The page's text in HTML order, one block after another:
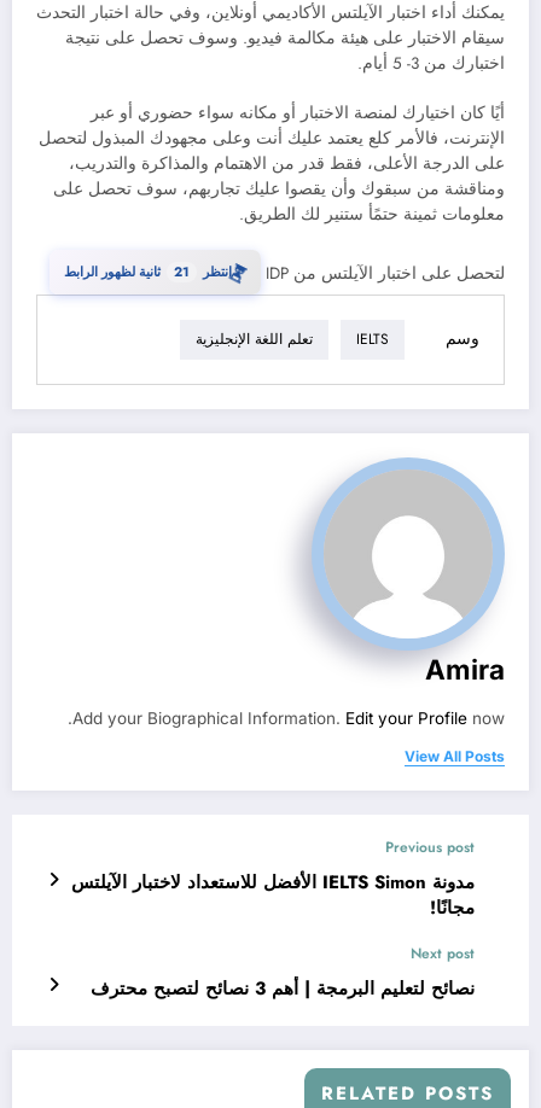
يمكنك أداء اختبار الآيلتس الأكاديمي أونلاين، وفي حالة اختبار التحدث
سيقام الاختبار على هيئة مكالمة فيديو. وسوف تحصل على نتيجة
اختبارك من 3- 5 أيام.
أيًا كان اختيارك لمنصة الاختبار أو مكانه سواء حضوري أو عبر
الإنترنت، فالأمر كلع يعتمد عليك أنت وعلى مجهودك المبذول لتحصل
على الدرجة الأعلى، فقط قدر من الاهتمام والمذاكرة والتدريب،
ومناقشة من سبقوك وأن يقصوا عليك تجاربهم، سوف تحصل على
معلومات ثمينة حتمًأ ستنير لك الطريق.
لتحصل على اختبار الآيلتس من IDP ⏳انتظر 20 ثانية لظهور الرابط
وسم IELTS تعلم اللغة الإنجليزية
Amira
Add your Biographical Information. Edit your Profile now.
View All Posts
Previous post
مدونة IELTS Simon الأفضل للاستعداد لاختبار الآيلتس
مجانًا!
Next post
نصائح لتعليم البرمجة | أهم 3 نصائح لتصبح محترف
RELATED POSTS